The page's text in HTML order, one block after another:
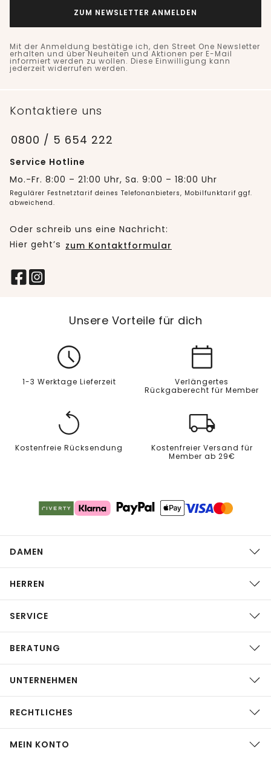
ZUM NEWSLETTER ANMELDEN
Mit der Anmeldung bestätige ich, den Street One Newsletter
erhalten und über Neuheiten und Aktionen per E-Mail
informiert werden zu wollen. Diese Einwilligung kann
jederzeit widerrufen werden.
Kontaktiere uns
0800 / 5 654 222
Service Hotline
Mo.-Fr. 8:00 – 21:00 Uhr, Sa. 9:00 – 18:00 Uhr
Regulärer Festnetztarif deines Telefonanbieters, Mobilfunktarif ggf.
abweichend.
Oder schreib uns eine Nachricht:
Hier geht’s zum Kontaktformular
Unsere Vorteile für dich
1-3 Werktage Lieferzeit
Verlängertes
Rückgaberecht für Member
Kostenfreie Rücksendung
Kostenfreier Versand für
Member ab 29€
DAMEN
HERREN
SERVICE
BERATUNG
UNTERNEHMEN
RECHTLICHES
MEIN KONTO